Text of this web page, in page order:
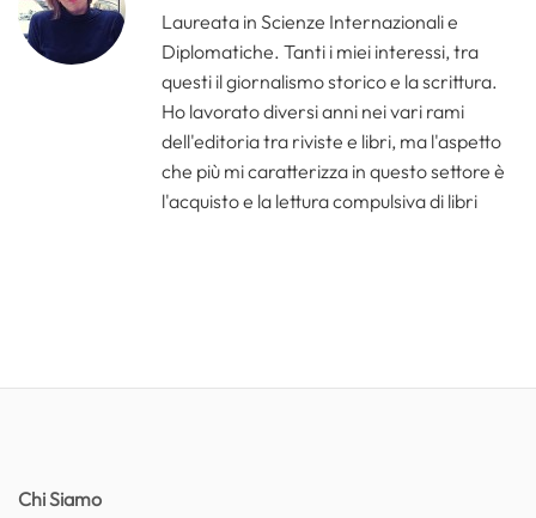
Laureata in Scienze Internazionali e
Diplomatiche. Tanti i miei interessi, tra
questi il giornalismo storico e la scrittura.
Ho lavorato diversi anni nei vari rami
dell'editoria tra riviste e libri, ma l'aspetto
che più mi caratterizza in questo settore è
l'acquisto e la lettura compulsiva di libri
Chi Siamo